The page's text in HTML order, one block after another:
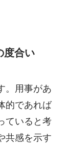
度合い
。用事があ
的であれば
ていると考
共感を示す